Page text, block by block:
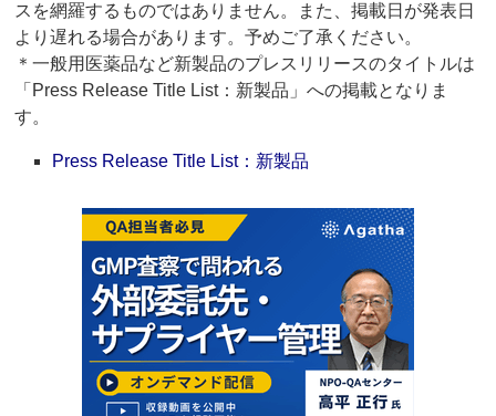
スを網羅するものではありません。また、掲載日が発表日
より遅れる場合があります。予めご了承ください。
＊一般用医薬品など新製品のプレスリリースのタイトルは
「Press Release Title List：新製品」への掲載となりま
す。
Press Release Title List：新製品